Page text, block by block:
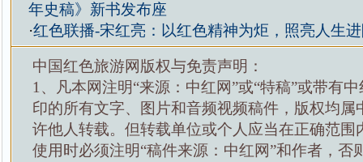
年史稿》新书发布座
·红色联播-宋红亮：以红色精神为炬，照亮人生
中国红色旅游网版权与免责声明：
1、凡本网注明“来源：中红网”或“特稿”或带有
印的所有文字、图片和音频视频稿件，版权均属
许他人转载。但转载单位或个人应当在正确范围
使用时必须注明“稿件来源：中红网”和作者，否